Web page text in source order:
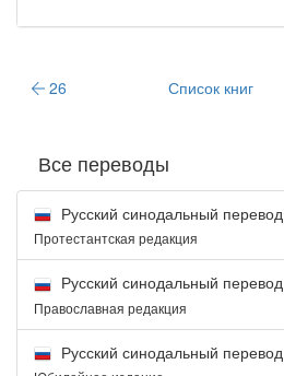
26 Список книг
Все переводы
Русский синодальный перевод
Протестантская редакция
Русский синодальный перевод
Православная редакция
Русский синодальный перевод